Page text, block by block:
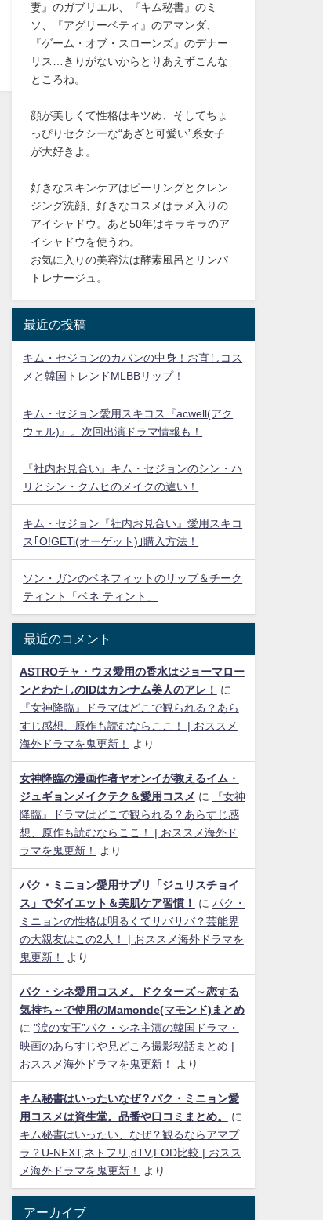
妻』のガブリエル、『キム秘書』のミ
ソ、『アグリーベティ』のアマンダ、
『ゲーム・オブ・スローンズ』のデナー
リス…きりがないからとりあえずこんな
ところね。
顔が美しくて性格はキツめ、そしてちょ
っぴりセクシーな“あざと可愛い”系女子
が大好きよ。
好きなスキンケアはピーリングとクレン
ジング洗顔、好きなコスメはラメ入りの
アイシャドウ。あと50年はキラキラのア
イシャドウを使うわ。
お気に入りの美容法は酵素風呂とリンパ
トレナージュ。
最近の投稿
キム・セジョンのカバンの中身！お直しコス
メと韓国トレンドMLBBリップ！
キム・セジョン愛用スキコス『acwell(アク
ウェル)』。次回出演ドラマ情報も！
『社内お見合い』キム・セジョンのシン・ハ
リとシン・クムヒのメイクの違い！
キム・セジョン『社内お見合い』愛用スキコ
ス｢O!GETi(オーゲット)｣購入方法！
ソン・ガンのベネフィットのリップ＆チーク
ティント「ベネ ティント」
最近のコメント
ASTROチャ・ウヌ愛用の香水はジョーマロー
ンとわたしのIDはカンナム美人のアレ！
に
『女神降臨』ドラマはどこで観られる？あら
すじ感想、原作も読むならここ！ | おススメ
海外ドラマを鬼更新！
より
女神降臨の漫画作者ヤオンイが教えるイム・
ジュギョンメイクテク＆愛用コスメ に
『女神
降臨』ドラマはどこで観られる？あらすじ感
想、原作も読むならここ！ | おススメ海外ド
ラマを鬼更新！
より
パク・ミニョン愛用サプリ「ジュリスチョイ
ス」でダイエット＆美肌ケア習慣！
に パク・
ミニョンの性格は明るくてサバサバ？芸能界
の大親友はこの2人！ | おススメ海外ドラマを
鬼更新！
より
パク・シネ愛用コスメ。ドクターズ～恋する
気持ち～で使用のMamonde(マモンド)まとめ
に "涙の女王”パク・シネ主演の韓国ドラマ・
映画のあらすじや見どころ撮影秘話まとめ |
おススメ海外ドラマを鬼更新！
より
キム秘書はいったいなぜ？パク・ミニョン愛
用コスメは資生堂。品番や口コミまとめ。
に
キム秘書はいったい、なぜ？観るならアマプ
ラ？U-NEXT,ネトフリ,dTV,FOD比較 | おスス
メ海外ドラマを鬼更新！
より
アーカイブ